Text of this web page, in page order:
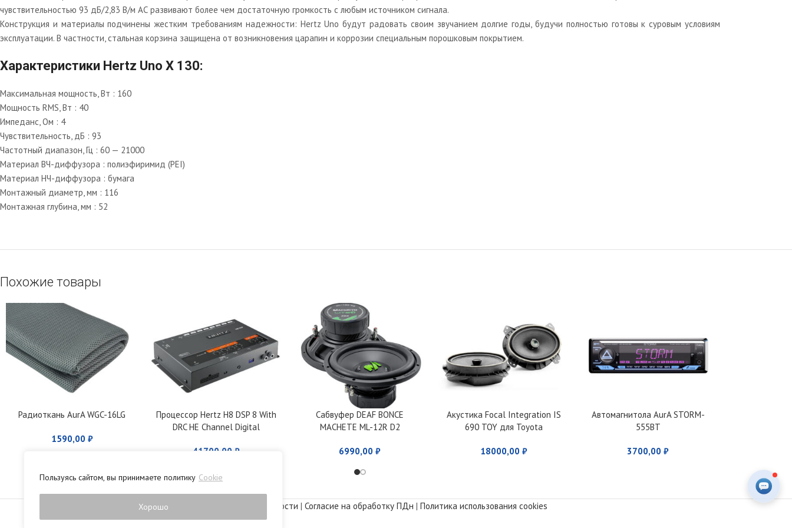
Пользуясь сайтом, вы принимаете политику Cookie
Хорошо
чувствительностью 93 дБ/2,83 В/м АС развивают более чем достаточную громкость с любым источником сигнала.
Конструкция и материалы подчинены жестким требованиям надежности: Hertz Uno будут радовать своим звучанием долгие годы, будучи полностью готовы к суровым условиям
эксплуатации. В частности, стальная корзина защищена от возникновения царапин и коррозии специальным порошковым покрытием.
Характеристики Hertz Uno X 130:
Максимальная мощность, Вт : 160
Мощность RMS, Вт : 40
Импеданс, Ом : 4
Чувствительность, дБ : 93
Частотный диапазон, Гц : 60 — 21000
Материал ВЧ-диффузора : полиэфиримид (PEI)
Материал НЧ-диффузора : бумага
Монтажный диаметр, мм : 116
Монтажная глубина, мм : 52
Похожие товары
Радиоткань AurA WGC-16LG
1590,00 ₽
Процессор Hertz H8 DSP 8 With
DRC HE Channel Digital
41700,00 ₽
Сабвуфер DEAF BONCE
MACHETE ML-12R D2
6990,00₽
Акустика Focal Integration IS
690 TOY для Toyota
18000,00₽
Автомагнитола AurA STORM-
555BT
3700,00₽
Политика конфиденциальности | Согласие на обработку ПДн | Политика использования cookies